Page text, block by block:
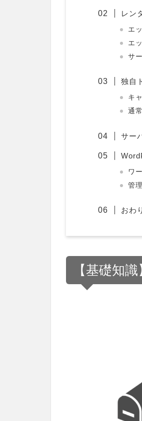
レン
エ
エ
サ
独自
キ
通
サー
ワ
管
おわ
【基礎知